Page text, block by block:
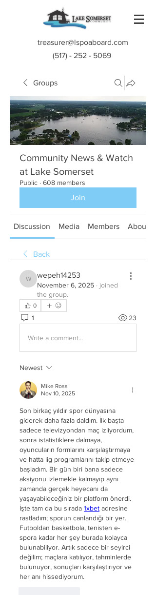
treasurer@lspoaboard.com
(517) - 252 - 5069
Groups
Community News & Watch
at Lake Somerset
Public · 608 members
Join
Discussion Media Members About
Back
wepeh14253
wepeh14253
November 6, 2025 · joined
the group.
0
1 23
Write a comment...
Newest
Mike Ross
Nov 10, 2025
Son birkaç yıldır spor dünyasına
giderek daha fazla daldım. İlk başta
sadece televizyondan maç izliyordum,
sonra istatistiklere dalmaya,
oyuncuların formlarını karşılaştırmaya
ve hatta lig programlarını takip etmeye
başladım. Bir gün biri bana sadece
aksiyonu izlemekle kalmayıp aynı
zamanda gerçek heyecanı da
yaşayabileceğiniz bir platform önerdi.
İşte tam da bu sırada 1xbet adresine
rastladım; sporun canlandığı bir yer.
Futboldan basketbola, tenisten e-
spora kadar her şey burada kolayca
bulunabiliyor. Artık sadece bir seyirci
değilim; maçlara katılıyor, tahminlerde
bulunuyor, sonuçları karşılaştırıyor ve
her anı hissediyorum.